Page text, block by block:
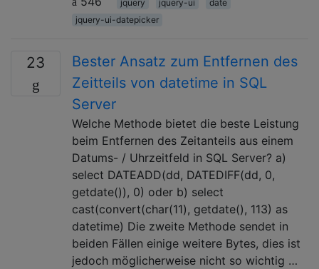
jquery jquery-ui
date
jquery-ui-datepicker
23
Bester Ansatz zum Entfernen des
Zeitteils von datetime in SQL
Server
Welche Methode bietet die beste Leistung
beim Entfernen des Zeitanteils aus einem
Datums- / Uhrzeitfeld in SQL Server? a)
select DATEADD(dd, DATEDIFF(dd, 0,
getdate()), 0) oder b) select
cast(convert(char(11), getdate(), 113) as
datetime) Die zweite Methode sendet in
beiden Fällen einige weitere Bytes, dies ist
jedoch möglicherweise nicht so wichtig …